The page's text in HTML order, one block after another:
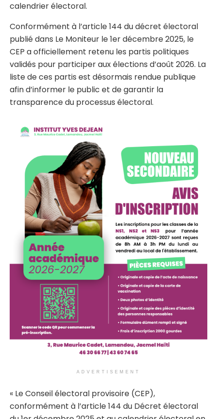
calendrier électoral.
Conformément à l’article 144 du décret électoral
publié dans Le Moniteur le 1er décembre 2025, le
CEP a officiellement retenu les partis politiques
validés pour participer aux élections d’août 2026. La
liste de ces partis est désormais rendue publique
afin d’informer le public et de garantir la
transparence du processus électoral.
ADVERTISEMENT
« Le Conseil électoral provisoire (CEP),
conformément à l’article 144 du Décret électoral